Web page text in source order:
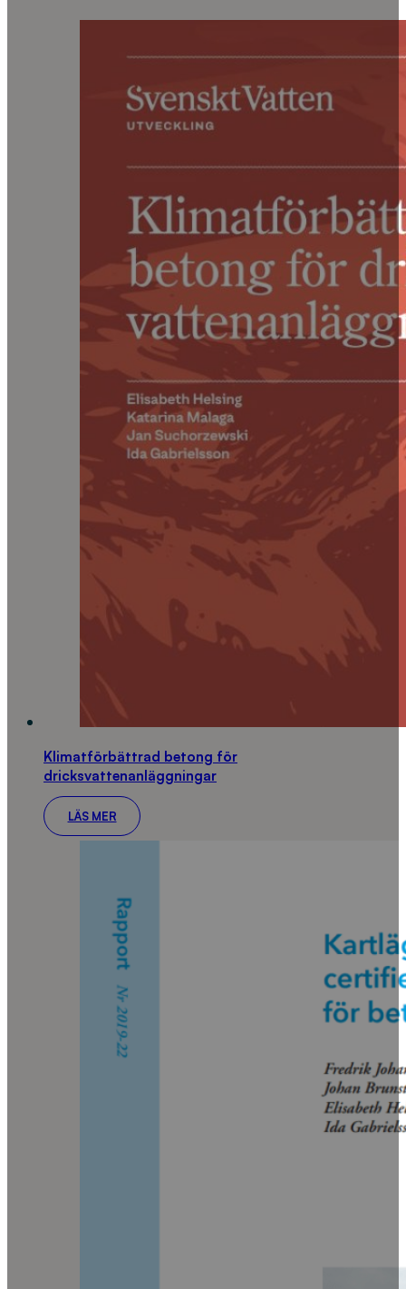
Klimatförbättrad betong för
dricksvattenanläggningar
LÄS MER